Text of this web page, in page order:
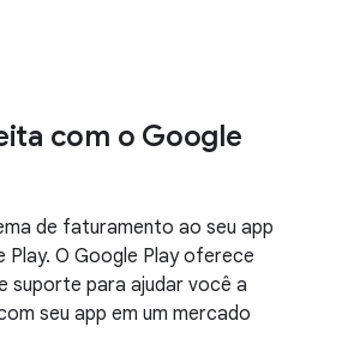
com o Google
de faturamento ao seu app
Play. O Google Play oferece
suporte para ajudar você a
seu app em um mercado